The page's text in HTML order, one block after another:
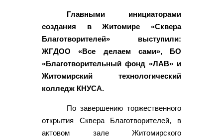
Главными инициаторами
создания в Житомире «Сквера
Благотворителей» выступили:
ЖГДОО «Все делаем сами», БО
«Благотворительный фонд «ЛАВ» и
Житомирский технологический
колледж КНУСА.
По завершению торжественного
открытия Сквера Благотворителей, в
актовом зале Житомирского